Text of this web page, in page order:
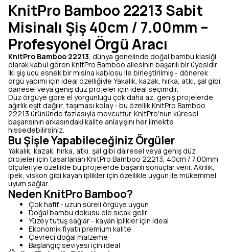
KnitPro Bamboo 22213 Sabit
Misinalı Şiş 40cm / 7.00mm –
Profesyonel Örgü Aracı
KnitPro Bamboo 22213, dünya genelinde doğal bambu klasiği
olarak kabul gören KnitPro Bamboo ailesinin başarılı bir üyesidir.
İki şiş ucu esnek bir misina kablosu ile birleştirilmiş - dönerek
örgü yapımı için ideal özelliğiyle Yakalık, kazak, hırka, atkı, şal gibi
dairesel veya geniş düz projeler için ideal seçimdir.
Düz örgüye göre el yorgunluğu çok daha az, geniş projelerde
ağırlık eşit dağılır, taşıması kolay - bu özellik KnitPro Bamboo
22213 ürününde fazlasıyla mevcuttur. KnitPro'nun küresel
başarısının arkasındaki kalite anlayışını her ilmekte
hissedebilirsiniz.
Bu Şişle Yapabileceğiniz Örgüler
Yakalık, kazak, hırka, atkı, şal gibi dairesel veya geniş düz
projeler için tasarlanan KnitPro Bamboo 22213, 40cm / 7.00mm
ölçüleriyle özellikle bu projelerde başarılı sonuçlar verir. Akrilik,
ipek, viskon gibi kayan iplikler için özellikle uygun ile mükemmel
uyum sağlar.
Neden KnitPro Bamboo?
Çok hafif - uzun süreli örgüye uygun
Doğal bambu dokusu ele sıcak gelir
Yüzey tutuş sağlar - kayan iplikler için ideal
Ekonomik fiyatlı premium kalite
Çevreci doğal malzeme
Başlangıç seviyesi için ideal